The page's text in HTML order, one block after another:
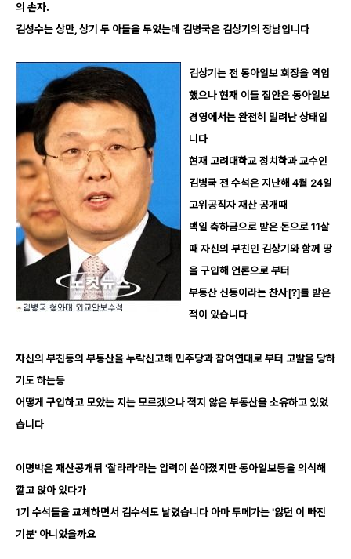
의 손자.
김성수는 상만,상기 두 아들을 두었는데 김병국은 김상기의 장남입니다
김상기는 전 동아일보 회장을 역임
했으나 현재 이들 집안은 동아일보
경영에서는 완전히 밀려난 상태입
니다
현재 고려대학교 정치학과 교수인
김병국 전 수석은 지난해 4월 24일
고위공직자 재산 공개때
백일 축하금으로 받은 돈으로11살
때 자신의 부친인 김상기와 함께 땅
을 구입해 언론으로 부터
부동산 신동이라는 찬사[?]를 받은
적이 있습니다
자신의 부친등의 부동산을 누락신고해 민주당과 참여연대로 부터 고발을 당하
기도 하는등
어떻게 구입하고 모았는 지는 모르겠으나 적지 않은 부동산을 소유하고 있었
습니다
이명박은 재산공개뒤 '잘라라'라는 압력이 쏟아졌지만 동아일보등을 의식해
깔고 앉아 있다가
1기 수석들을 교체하면서 김수석도 날렸습니다 아마 투메가는'앓던 이 빠진
기분' 아니었을까요